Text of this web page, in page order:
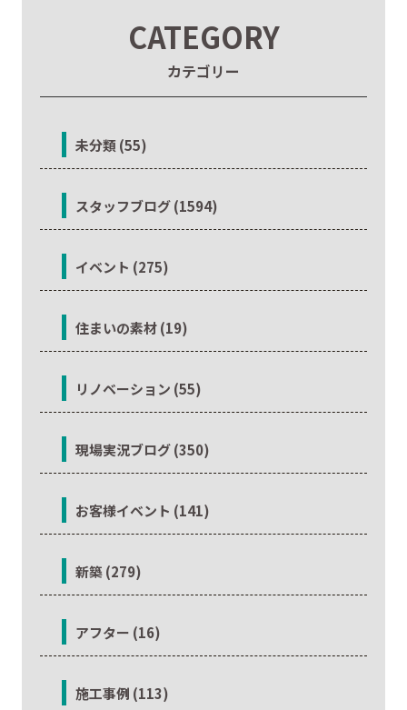
CATEGORY
カテゴリー
未分類 (55)
スタッフブログ (1594)
イベント (275)
住まいの素材 (19)
リノベーション (55)
現場実況ブログ (350)
お客様イベント (141)
新築 (279)
アフター (16)
施工事例 (113)